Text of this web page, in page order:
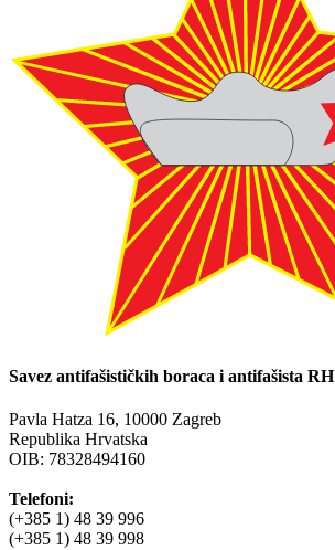
Savez antifašističkih boraca i antifašista RH
Pavla Hatza 16, 10000 Zagreb
Republika Hrvatska
OIB: 78328494160
Telefoni:
(+385 1) 48 39 996
(+385 1) 48 39 998